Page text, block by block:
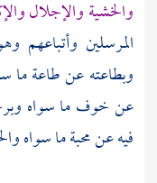
والخشية والإجلال
المرسلين وأتباعهم
وبطاعته عن طاعة ما
عن خوف ما سواه
فيه عن محبة ما سواه